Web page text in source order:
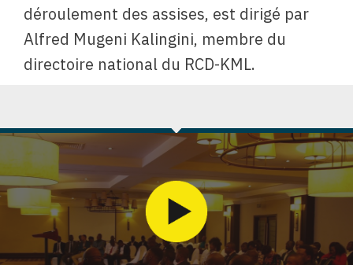
déroulement des assises, est dirigé par
Alfred Mugeni Kalingini, membre du
directoire national du RCD-KML.